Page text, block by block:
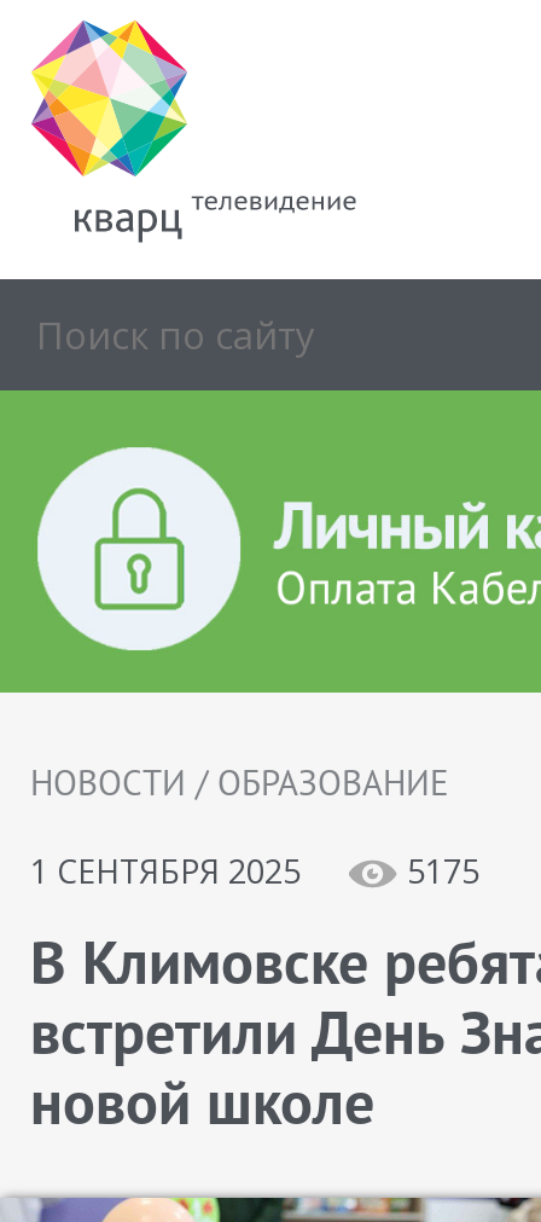
НОВОСТИ / ОБРАЗОВАНИЕ
1 СЕНТЯБРЯ 2025
5175
В Климовске
встретили День
новой школе